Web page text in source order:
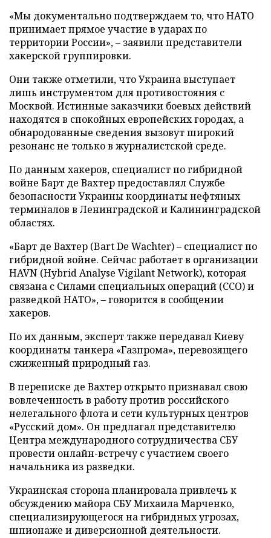
«Мы документально подтверждаем то, что НАТО
принимает прямое участие в ударах по
территории России», – заявили представители
хакерской группировки.
Они также отметили, что Украина выступает
лишь инструментом для противостояния с
Москвой. Истинные заказчики боевых действий
находятся в спокойных европейских городах, а
обнародованные сведения вызовут широкий
резонанс не только в журналистской среде.
По данным хакеров, специалист по гибридной
войне Барт де Вахтер предоставлял Службе
безопасности Украины координаты нефтяных
терминалов в Ленинградской и Калининградской
областях.
«Барт де Вахтер (Bart De Wachter) – специалист по
гибридной войне. Сейчас работает в организации
HAVN (Hybrid Analyse Vigilant Network), которая
связана с Силами специальных операций (ССО) и
разведкой НАТО», – говорится в сообщении
хакеров.
По их данным, эксперт также передавал Киеву
координаты танкера «Газпрома», перевозящего
сжиженный природный газ.
В переписке де Вахтер открыто признавал свою
вовлеченность в работу против российского
нелегального флота и сети культурных центров
«Русский дом». Он предлагал представителю
Центра международного сотрудничества СБУ
провести онлайн-встречу с участием своего
начальника из разведки.
Украинская сторона планировала привлечь к
обсуждению майора СБУ Михаила Марченко,
специализирующегося на гибридных угрозах,
шпионаже и диверсионной деятельности.